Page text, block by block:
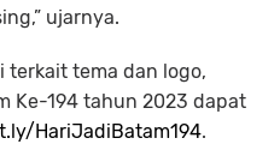
ujarnya.
terkait tema dan logo,
Ke-194 tahun 2023 dapat
HariJadiBatam194.